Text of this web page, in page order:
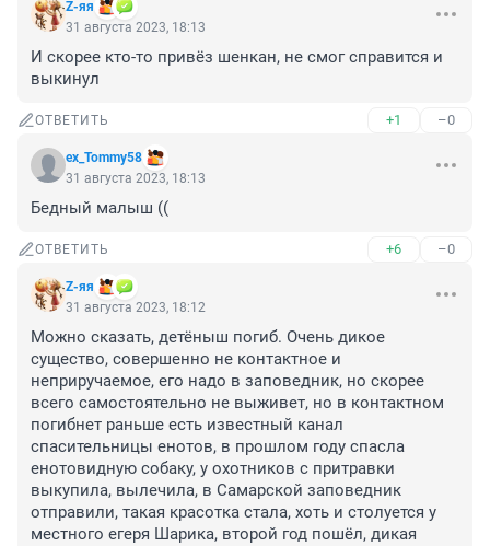
Z-яя
31 августа 2023, 18:13
И скорее кто-то привёз шенкан, не смог справится и
выкинул
ОТВЕТИТЬ +1 –0
ex_Tommy58
31 августа 2023, 18:13
Бедный малыш ((
ОТВЕТИТЬ +6 –0
Z-яя
31 августа 2023, 18:12
Можно сказать, детёныш погиб. Очень дикое
существо, совершенно не контактное и
неприручаемое, его надо в заповедник, но скорее
всего самостоятельно не выживет, но в контактном
погибнет раньше есть известный канал
спасительницы енотов, в прошлом году спасла
енотовидную собаку, у охотников с притравки
выкупила, вылечила, в Самарской заповедник
отправили, такая красотка стала, хоть и столуется у
местного егеря Шарика, второй год пошёл, дикая